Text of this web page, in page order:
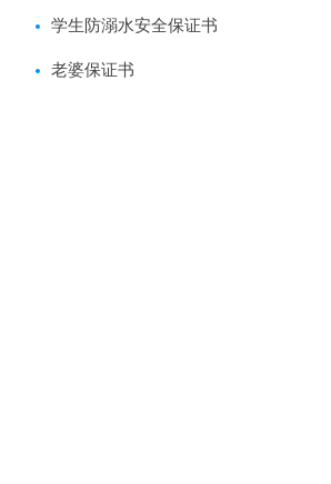
学生防溺水安全保证书
老婆保证书